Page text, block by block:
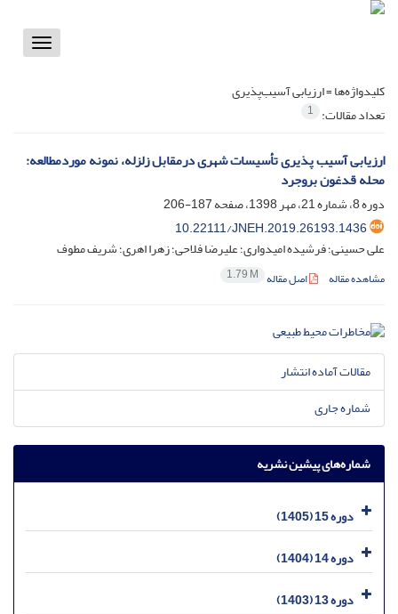
Toggle
کلیدواژه‌ها =ارزیابی آسیب‌پذیری
تعداد مقالات: 1
ارزیابی آسیب پذیری تأسیسات شهری درمقابل زلزله، نمونه موردمطالعه:
محله قدغون بروجرد
دوره 8، شماره 21، مهر 1398، صفحه
187-206
10.22111/JNEH.2019.26193.1436
علی حسینی؛ فرشیده امیدواری؛ علیرضا فلاحی؛ زهرا اهری؛ شریف مطوف
مشاهده مقاله اصل مقاله 1.79 M
مقالات آماده انتشار
شماره جاری
شماره‌های پیشین نشریه
دوره 15 (1405)
دوره 14 (1404)
دوره 13 (1403)